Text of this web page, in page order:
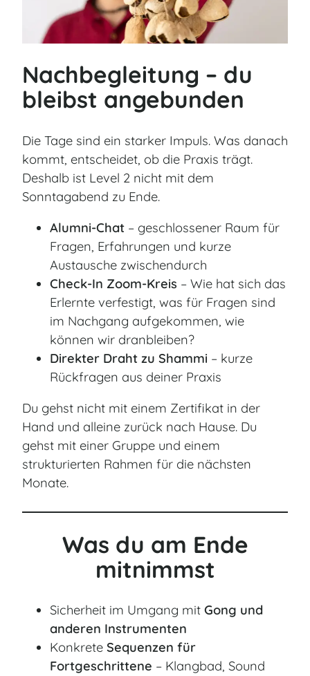
Nachbegleitung – du
bleibst angebunden
Die Tage sind ein starker Impuls. Was danach
kommt, entscheidet, ob die Praxis trägt.
Deshalb ist Level 2 nicht mit dem
Sonntagabend zu Ende.
Alumni-Chat – geschlossener Raum für
Fragen, Erfahrungen und kurze
Austausche zwischendurch
Check-In Zoom-Kreis – Wie hat sich das
Erlernte verfestigt, was für Fragen sind
im Nachgang aufgekommen, wie
können wir dranbleiben?
Direkter Draht zu Shammi – kurze
Rückfragen aus deiner Praxis
Du gehst nicht mit einem Zertifikat in der
Hand und alleine zurück nach Hause. Du
gehst mit einer Gruppe und einem
strukturierten Rahmen für die nächsten
Monate.
Was du am Ende
mitnimmst
Sicherheit im Umgang mit Gong und
anderen Instrumenten
Konkrete Sequenzen für
Fortgeschrittene – Klangbad, Sound